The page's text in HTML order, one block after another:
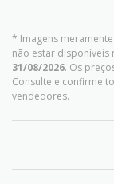
* Imagens
não estar disponíveis
31/08/2026. Os
Consulte e confirme
vendedores.